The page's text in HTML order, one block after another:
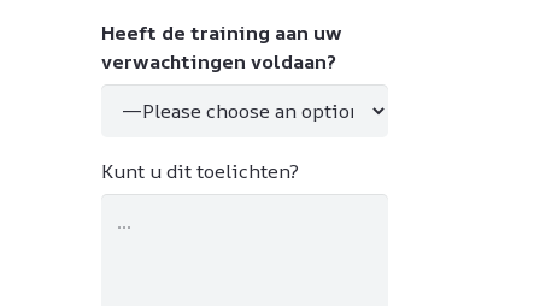
Heeft de training aan uw
verwachtingen voldaan?
Kunt u dit toelichten?